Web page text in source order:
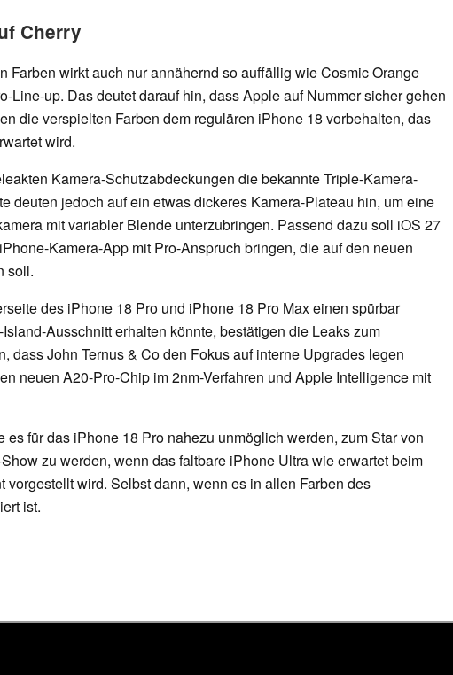
Cherry
Farben wirkt auch nur annähernd so auffällig wie Cosmic Orange
Line-up. Das deutet darauf hin, dass Apple auf Nummer sicher gehen
die verspielten Farben dem regulären iPhone 18 vorbehalten, das
wird.
Kamera-Schutzabdeckungen die bekannte Triple-Kamera-
deuten jedoch auf ein etwas dickeres Kamera-Plateau hin, um eine
mit variabler Blende unterzubringen. Passend dazu soll iOS 27
Kamera-App mit Pro-Anspruch bringen, die auf den neuen
soll.
des iPhone 18 Pro und iPhone 18 Pro Max einen spürbar
Ausschnitt erhalten könnte, bestätigen die Leaks zum
dass John Ternus & Co den Fokus auf interne Upgrades legen
neuen A20-Pro-Chip im 2nm-Verfahren und Apple Intelligence mit
es für das iPhone 18 Pro nahezu unmöglich werden, zum Star von
zu werden, wenn das faltbare iPhone Ultra wie erwartet beim
vorgestellt wird. Selbst dann, wenn es in allen Farben des
ist.